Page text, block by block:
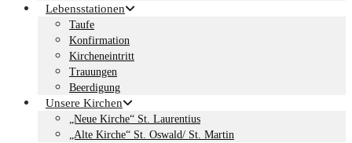
Lebensstationen
Taufe
Konfirmation
Kircheneintritt
Trauungen
Beerdigung
Unsere Kirchen
„Neue Kirche“ St. Laurentius
„Alte Kirche“ St. Oswald/ St. Martin